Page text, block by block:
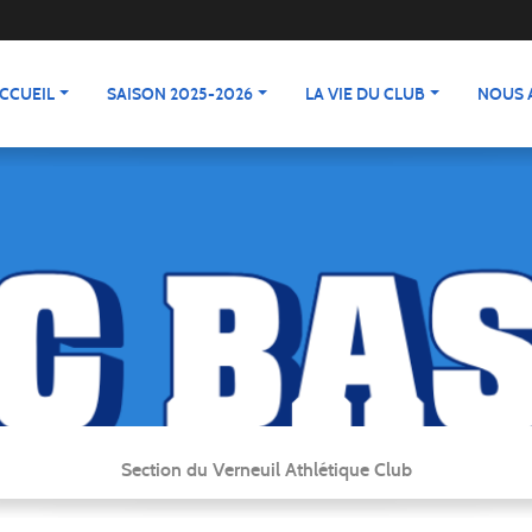
SAISON 2025-2026 LA VIE DU CLUB NOUS
Section du Verneuil Athlétique Club